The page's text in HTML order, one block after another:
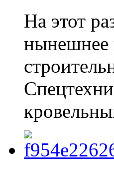
На этот
нынешнее